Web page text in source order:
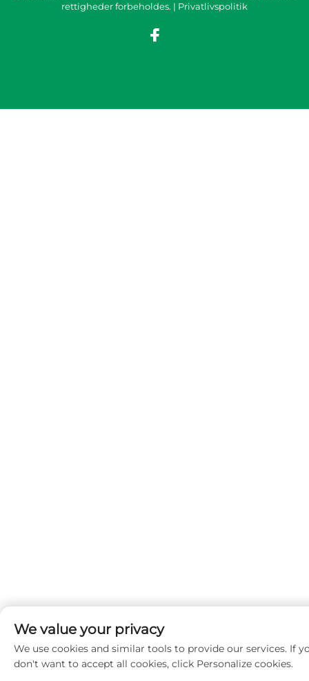
rettigheder forbeholdes. | Privatlivspolitik
We value your privacy
We use cookies and similar tools to provide our services. If
don't want to accept all cookies, click Personalize cookies.